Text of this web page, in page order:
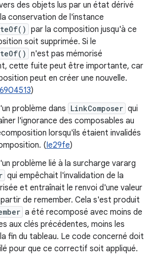
des objets lus par un état dérivé
conservation de l'instance
par la composition jusqu'à ce
soit supprimée. Si le
n'est pas mémorisé
cette fuite peut être importante, car
peut en créer une nouvelle.
)
problème dans LinkComposer qui
l'ignorance des composables au
lorsqu'ils étaient invalidés
(Ie29fe)
problème lié à la surcharge vararg
qui empêchait l'invalidation de la
et entraînait le renvoi d'une valeur
de remember. Cela s'est produit
a été recomposé avec moins de
aux clés précédentes, moins les
fin du tableau. Le code concerné doit
pour que ce correctif soit appliqué.